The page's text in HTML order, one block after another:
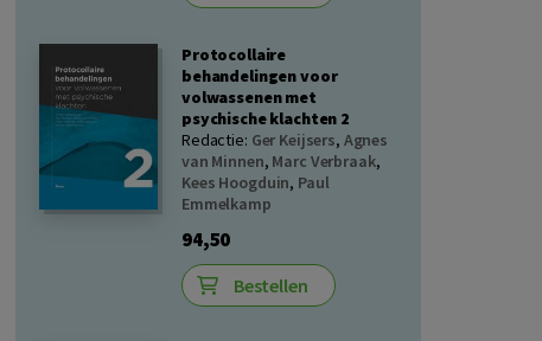
Protocollaire
behandelingen voor
volwassenen met
psychische klachten 2
Redactie: Ger Keijsers, Agnes
van Minnen, Marc Verbraak,
Kees Hoogduin, Paul
Emmelkamp
94,50
Bestellen